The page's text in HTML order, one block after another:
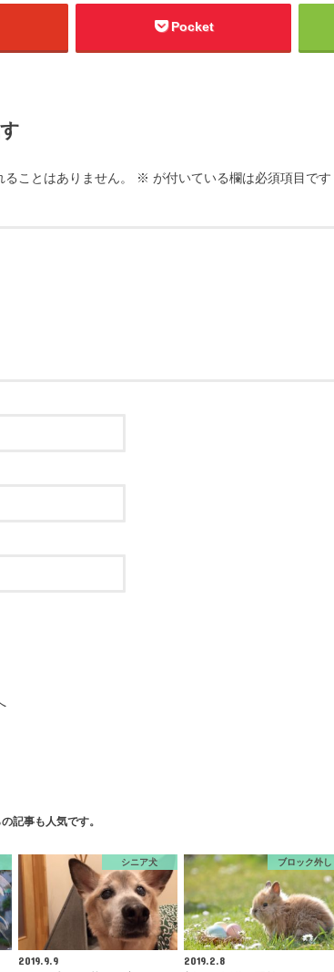
Pocket
ことはありません。 ※ が付いている欄は必須項目です
記事も人気です。
シニア犬
2019.9.9
ブロック外し
2019.2.8